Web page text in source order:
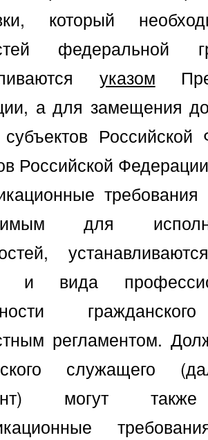
который
федеральной
указом
а для замещения
Российской
для
и вида
регламентом.
служащего
могут также